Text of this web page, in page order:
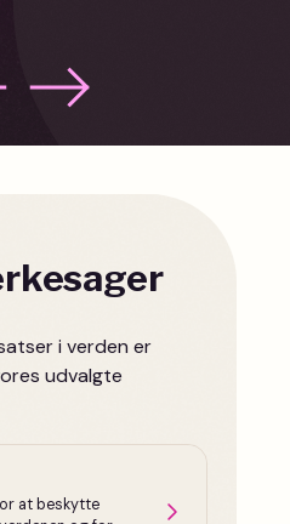
i verden er
udvalgte
at beskytte